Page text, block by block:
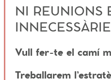
NI REUNIONS
Vull fer-te el camí
Treballarem